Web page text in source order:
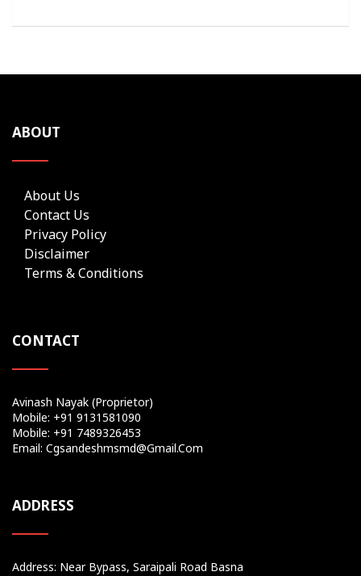
ABOUT
About Us
Contact Us
Privacy Policy
Disclaimer
Terms & Conditions
CONTACT
Avinash Nayak (Proprietor)
Mobile: +91 9131581090
Mobile: +91 7489326453
Email: Cgsandeshmsmd@gmail.com
ADDRESS
Address: Near Bypass, Saraipali Road Basna